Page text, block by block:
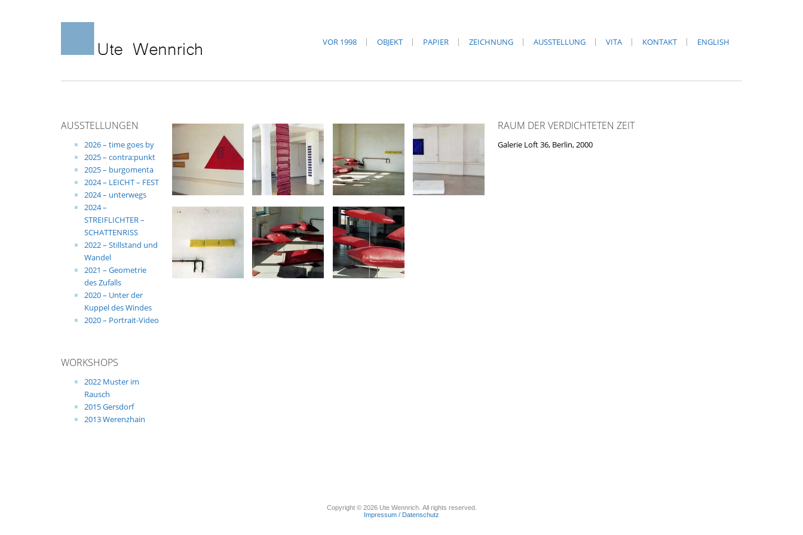
VOR 1998 OBJEKT PAPIER ZEICHNUNG AUSSTELLUNG VITA KONTAKT ENGLISH
AUSSTELLUNGEN
2026 – time goes by
2025 – contra:punkt
2025 – burgomenta
2024 – LEICHT – FEST
2024 – unterwegs
2024 –
STREIFLICHTER –
SCHATTENRISS
2022 – Stillstand und
Wandel
2021 – Geometrie
des Zufalls
2020 – Unter der
Kuppel des Windes
2020 – Portrait-Video
WORKSHOPS
2022 Muster im
Rausch
2015 Gersdorf
2013 Werenzhain
RAUM DER VERDICHTETEN ZEIT
Galerie Loft 36, Berlin, 2000
Copyright © 2026 Ute Wennrich. All rights reserved.
Impressum / Datenschutz